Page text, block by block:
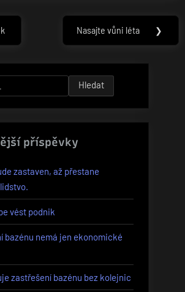
Next
Nasajte vůni léta ❯
příspěvky
zastaven, až přestane
vést podnik
bazénu nemá jen ekonomické
zastřešení bazénu bez kolejnic